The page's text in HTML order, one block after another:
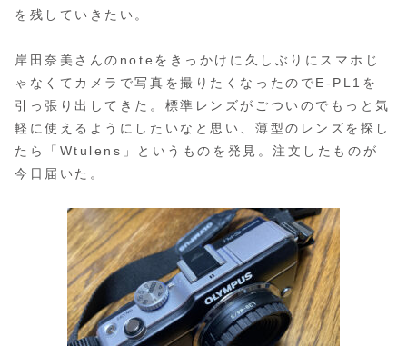
を残していきたい。
岸田奈美さんのnoteをきっかけに久しぶりにスマホじ
ゃなくてカメラで写真を撮りたくなったのでE-PL1を
引っ張り出してきた。標準レンズがごついのでもっと気
軽に使えるようにしたいなと思い、薄型のレンズを探し
たら「Wtulens」というものを発見。注文したものが
今日届いた。